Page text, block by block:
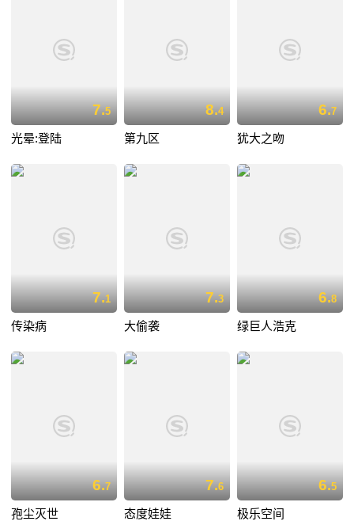
7.5
光晕:登陆
8.4
第九区
6.7
犹大之吻
7.1
传染病
7.3
大偷袭
6.8
绿巨人浩克
6.7
孢尘灭世
7.6
态度娃娃
6.5
极乐空间